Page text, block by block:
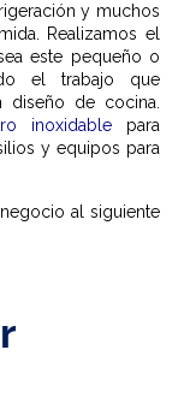
y muchos
Realizamos el
este pequeño o
el trabajo que
diseño de cocina.
inoxidable para
y equipos para
al siguiente